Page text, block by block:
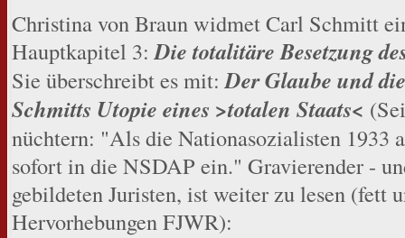
Christina von Braun widmet Carl Schmitt
Hauptkapitel 3:Die totalitäre Besetzung
Sie überschreibt es mit:Der Glaube und
Schmitts Utopie eines >totalen Staats<
nüchtern: "Als die Nationasozialisten 1933
sofort in die NSDAP ein." Gravierender -
gebildeten Juristen, ist weiter zu lesen (fett
Hervorhebungen FJWR):